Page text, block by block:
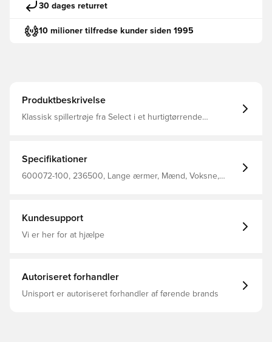
30 dages returret
10 milioner tilfredse kunder siden 1995
Produktbeskrivelse
Klassisk spillertrøje fra Select i et hurtigtørrende
Specifikationer
600072-100, 236500, Lange ærmer, Mænd, Voksne,
Kundesupport
Vi er her for at hjælpe
Autoriseret forhandler
Unisport er autoriseret forhandler af førende brands